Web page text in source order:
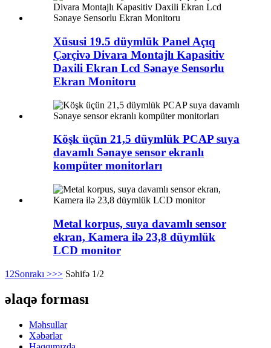
Xüsusi 19.5 düymlük Panel Açıq
Çərçivə Divara Montajlı Kapasitiv
Daxili Ekran Lcd Sənaye Sensorlu
Ekran Monitoru
Köşk üçün 21,5 düymlük PCAP suya
davamlı Sənaye sensor ekranlı
kompüter monitorları
Metal korpus, suya davamlı sensor
ekran, Kamera ilə 23,8 düymlük
LCD monitor
1 2Sonrakı >>> Səhifə 1/2
əlaqə forması
Məhsullar
Xəbərlər